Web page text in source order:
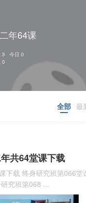
年64课
3 今日 0
0
全部 最
共64堂课下载
下载 终身研究班第066堂
究班第068 ...